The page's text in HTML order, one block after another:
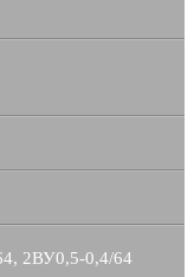
2ВУ0,5-0,4/64